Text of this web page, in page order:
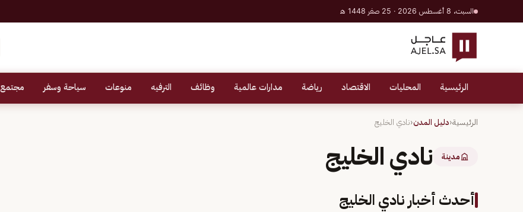
السبت، 8 أغسطس 2026 · 25 صفر 1448 هـ
الرئيسية المحليات الاقتصاد رياضة مدارات عالمية وظائف الترفيه منوعات سياحة وسفر مجتمع
الرئيسية‹دليل المدن‹نادي الخليج
مدينة نادي الخليج
أحدث أخبار نادي الخليج